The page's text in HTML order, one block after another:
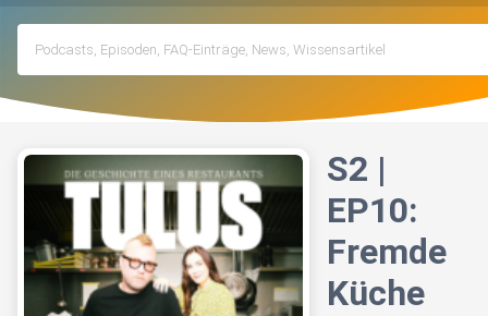
S2 |
EP10:
Fremde
Küche